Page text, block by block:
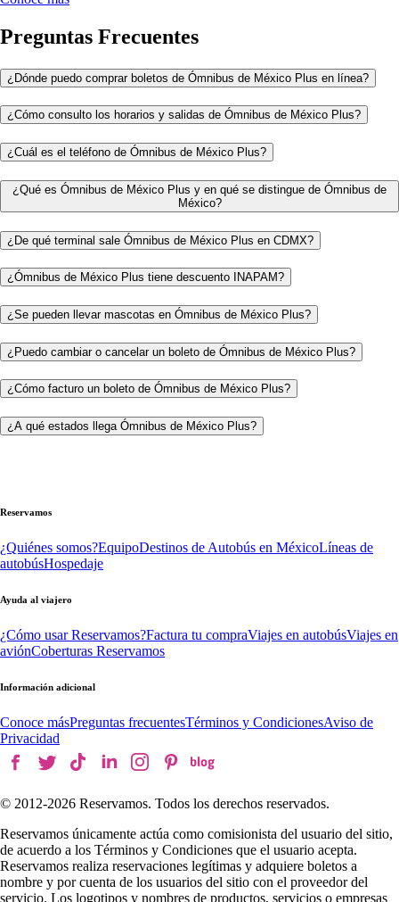
Preguntas Frecuentes
¿Dónde puedo comprar boletos de Ómnibus de México Plus en línea?
¿Cómo consulto los horarios y salidas de Ómnibus de México Plus?
¿Cuál es el teléfono de Ómnibus de México Plus?
¿Qué es Ómnibus de México Plus y en qué se distingue de Ómnibus de
México?
¿De qué terminal sale Ómnibus de México Plus en CDMX?
¿Ómnibus de México Plus tiene descuento INAPAM?
¿Se pueden llevar mascotas en Ómnibus de México Plus?
¿Puedo cambiar o cancelar un boleto de Ómnibus de México Plus?
¿Cómo facturo un boleto de Ómnibus de México Plus?
¿A qué estados llega Ómnibus de México Plus?
Reservamos
¿Quiénes somos?EquipoDestinos de Autobús en MéxicoLíneas de
autobúsHospedaje
Ayuda al viajero
¿Cómo usar Reservamos?Factura tu compraViajes en autobúsViajes en
aviónCoberturas Reservamos
Información adicional
Conoce másPreguntas frecuentesTérminos y CondicionesAviso de
Privacidad
© 2012-2026 Reservamos. Todos los derechos reservados.
Reservamos únicamente actúa como comisionista del usuario del sitio,
de acuerdo a los Términos y Condiciones que el usuario acepta.
Reservamos realiza reservaciones legítimas y adquiere boletos a
nombre y por cuenta de los usuarios del sitio con el proveedor del
servicio. Los logotipos y nombres de productos, servicios o empresas